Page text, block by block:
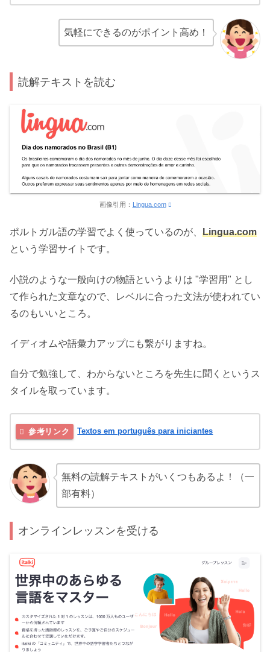
気軽にできるのがポイント高め！
読解テキストを読む
画像引用： Lingua.com
ポルトガル語の学習でよく使っているのが、 Lingua.com
という学習サイトです。
小説のような一般向けの物語というよりは "学習用" とし
て作られた文章なので、レベルに合った文法が使われてい
るのもいいところ。
イディオムや語彙力アップにも繋がりますね。
自分で勉強して、わからないところを先生に聞くというス
タイルを取っています。
Textos em português para iniciantes
無料の読解テキストがいくつもあるよ！（一
部有料）
オンラインレッスンを受ける